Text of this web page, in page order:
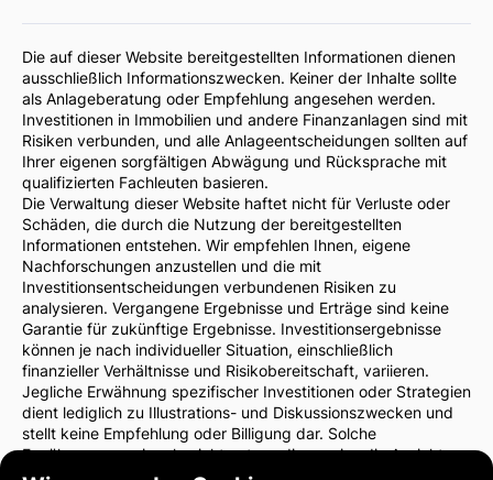
Die auf dieser Website bereitgestellten Informationen dienen
ausschließlich Informationszwecken. Keiner der Inhalte sollte
als Anlageberatung oder Empfehlung angesehen werden.
Investitionen in Immobilien und andere Finanzanlagen sind mit
Risiken verbunden, und alle Anlageentscheidungen sollten auf
Ihrer eigenen sorgfältigen Abwägung und Rücksprache mit
qualifizierten Fachleuten basieren.
Die Verwaltung dieser Website haftet nicht für Verluste oder
Schäden, die durch die Nutzung der bereitgestellten
Informationen entstehen. Wir empfehlen Ihnen, eigene
Nachforschungen anzustellen und die mit
Investitionsentscheidungen verbundenen Risiken zu
analysieren. Vergangene Ergebnisse und Erträge sind keine
Garantie für zukünftige Ergebnisse. Investitionsergebnisse
können je nach individueller Situation, einschließlich
finanzieller Verhältnisse und Risikobereitschaft, variieren.
Jegliche Erwähnung spezifischer Investitionen oder Strategien
dient lediglich zu Illustrations- und Diskussionszwecken und
stellt keine Empfehlung oder Billigung dar. Solche
Erwähnungen spiegeln nicht notwendigerweise die Ansichten
der Website-Verwaltung wider.